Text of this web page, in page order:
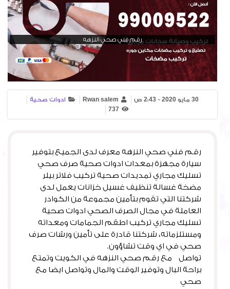
رقم فني صحي النزهه
30 مايو 2020 - 2:43 ص Rwan salem
ادوات صحية
رقم فني صحي النزهه معرف لدى الجميع بتوفير
سيارة مجهزة بمعدات ادوات صحية صرف صحي
تسليك مجاري تمديدات صحية تركيب فلاتر بيلر
مضخة غسالة تنظيف غسيل خزانات يعمل لدى
شركتنا التي تقوم بتأمين مجموعة من الكوادر
العاملة في مجال الصرف الصحي ادوات صحية
تسليك مجاري تركيب اطقم الجمامات ومعداته
ومستلزماته، شركتنا قادرة على تأمين ورشات صرف
صحي في اي وقت تشاؤون.
تواصل مع رقم صحي النزهه في الكويت وتمتع
براحة البال وتوفير الوقت والمال وتواصل ايضا مع
صحي